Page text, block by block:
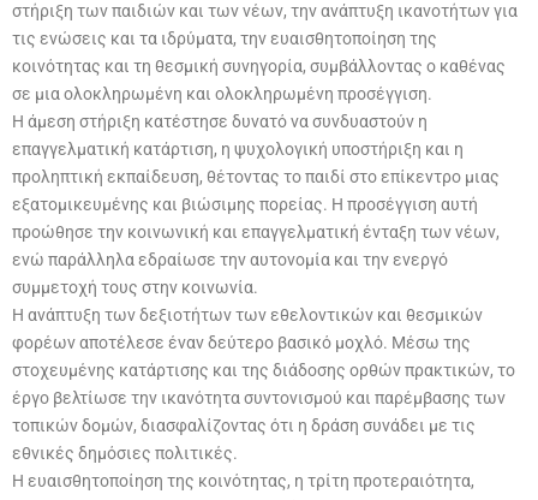
στήριξη των παιδιών και των νέων, την ανάπτυξη ικανοτήτων για
τις ενώσεις και τα ιδρύματα, την ευαισθητοποίηση της
κοινότητας και τη θεσμική συνηγορία, συμβάλλοντας ο καθένας
σε μια ολοκληρωμένη και ολοκληρωμένη προσέγγιση.
Η άμεση στήριξη κατέστησε δυνατό να συνδυαστούν η
επαγγελματική κατάρτιση, η ψυχολογική υποστήριξη και η
προληπτική εκπαίδευση, θέτοντας το παιδί στο επίκεντρο μιας
εξατομικευμένης και βιώσιμης πορείας. Η προσέγγιση αυτή
προώθησε την κοινωνική και επαγγελματική ένταξη των νέων,
ενώ παράλληλα εδραίωσε την αυτονομία και την ενεργό
συμμετοχή τους στην κοινωνία.
Η ανάπτυξη των δεξιοτήτων των εθελοντικών και θεσμικών
φορέων αποτέλεσε έναν δεύτερο βασικό μοχλό. Μέσω της
στοχευμένης κατάρτισης και της διάδοσης ορθών πρακτικών, το
έργο βελτίωσε την ικανότητα συντονισμού και παρέμβασης των
τοπικών δομών, διασφαλίζοντας ότι η δράση συνάδει με τις
εθνικές δημόσιες πολιτικές.
Η ευαισθητοποίηση της κοινότητας, η τρίτη προτεραιότητα,